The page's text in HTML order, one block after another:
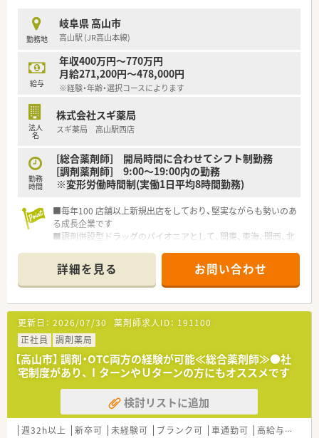
■充実した研修制度、人事制度、評価制度、キャリア支援制度等
があるのも特徴です
勤務地
岐阜県 高山市
高山駅 (JR高山本線)
給与
年収400万円～770万円
月給271,200円～478,000円
※経験・年齢・選択コースによります
法人
名
株式会社スギ薬局
スギ薬局 高山駅西店
勤務
時間
[総合薬剤師] 開局時間に合わせてシフト制勤務
[調剤薬剤師] 9:00～19:00内の勤務
※変形労働時間制(実働1日平均8時間勤務)
■毎年100 店舗以上新規出店をしており、堅実ながらも勢いのあ
る成長企業です
■調剤併設型ドラッグのパイオニアとして、関東、東海、関西、北
■研修制度は様々なプランがあり、集合研修だけでなく任意で受
講可能な研修も幅広く用意されています
■店舗で活躍する従業員、社外で活躍する従業員、将来経営幹部
となる従業員など、薬剤師として様々な活躍ができるフィールド
を用意されています
■総合薬剤師・調剤薬剤師（土日休み・19時までの勤務）どちらか
の働き方を選択できます
■調剤併設型だけでなく「医療モール・クリニック併設店舗」「敷
地内薬局」「訪問調剤特化型店舗」など様々な店舗を運営してい
ます
■在宅医療にも積極的取り組んでおり「訪問調剤特化型店舗」を
50店舗以上、無菌調剤室は業界最多の51店舗設置しています
■「プラチナくるみん認定企業」「健康経営優良法人2023（大規模
法人部門）認定」等を取得し一人ひとりが働きやすい環境が整備
詳細を見る お問い合わせ
更新日： 2026/07/30 薬剤師求人ID： 191100
正社員
調剤薬局
【高山市】 調剤・OTC両方の経験が可能≪総合薬剤師≫●社
宅制度があり、ⅠターンやＵターンの方にもオススメです
検討リストに追加
週32h以上 新卒可 未経験可 ブランク可 車通勤可 高給与(600万円以上)